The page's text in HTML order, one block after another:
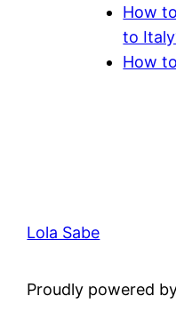
How
to
How
Lola Sabe
Proudly powered